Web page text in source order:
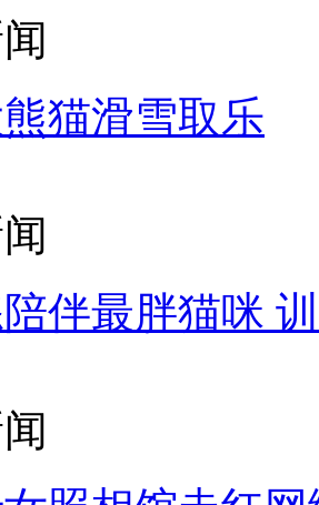
猫滑雪取乐
伴最胖猫咪